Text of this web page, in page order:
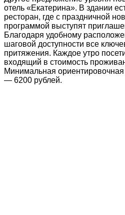
отель «Екатерина». В здании
ресторан, где с праздничной
программой выступят
Благодаря удобному
шаговой доступности все
притяжения. Каждое утро
входящий в стоимость
Минимальная
— 6200 рублей.